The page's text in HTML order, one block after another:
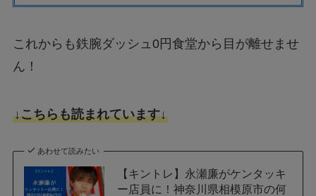
これからも鉄腕ダッシュ0円食堂から目が離せませ
ん！
↓こちらも読まれています↓
あわせて読みたい
【キントレ】永瀬廉がケンタッキ
ー店員に！神奈川県相模原市の何